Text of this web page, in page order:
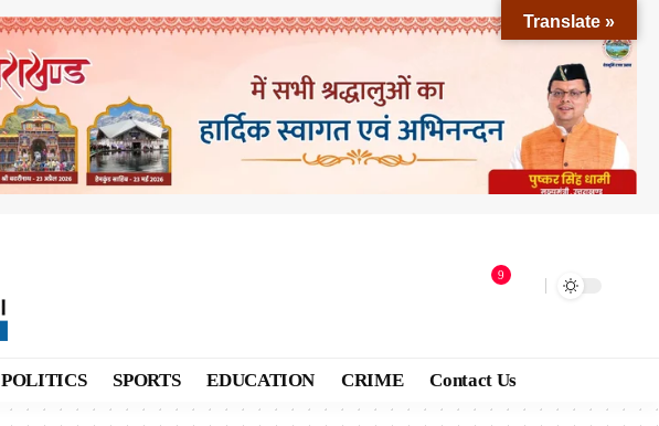
9
POLITICS SPORTS EDUCATION CRIME Contact Us
Translate »